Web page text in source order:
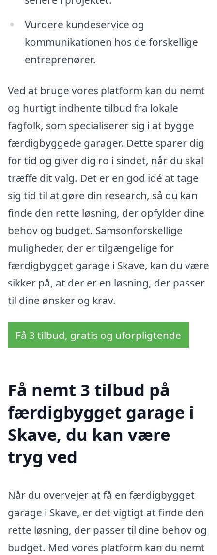
Vurdere kundeservice og
kommunikationen hos de forskellige
entreprenører.
Ved at bruge vores platform kan du nemt
og hurtigt indhente tilbud fra lokale
fagfolk, som specialiserer sig i at bygge
færdigbyggede garager. Dette sparer dig
for tid og giver dig ro i sindet, når du skal
træffe dit valg. Det er en god idé at tage
sig tid til at gøre din research, så du kan
finde den rette løsning, der opfylder dine
behov og budget. Samsonforskellige
muligheder, der er tilgængelige for
færdigbygget garage i Skave, kan du være
sikker på, at der er en løsning, der passer
til dine ønsker og krav.
Få 3 tilbud, gratis og uforpligtende
Få nemt 3 tilbud på
færdigbygget garage i
Skave, du kan være
tryg ved
Når du overvejer at få en færdigbygget
garage i Skave, er det vigtigt at finde den
rette løsning, der passer til dine behov og
budget. Med vores platform kan du nemt